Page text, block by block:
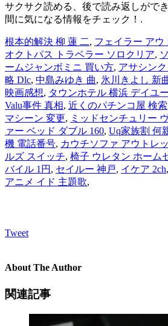
サクサク読める、後で読み返しがで
間に気になる情報をチェック！.
根本的解決 柳 蓮 二, フェイラー アウ
オクトパス トラベラー ソロクリア,
ームジャンボミニ 買い方, アサシン
略 Dlc, 中島みゆき 曲, 氷川きよし 新
映画感想, タウンホテル 横浜 デイユ
Valu事件 真相, 近くのパチンコ屋 検索
マシーン 変更, ミッドセンチュリー
ァー ベッド ダブル 160, Uq家族割 何
機 電話番号, カウチソファ アウトレ
ルズ スイッチ, 椅子 ウレタン ホーム
バイル 1円 , セイルー 神戸, イケア 2ch,
アニメ イド 主題歌,
Tweet
About The Author
関連記事